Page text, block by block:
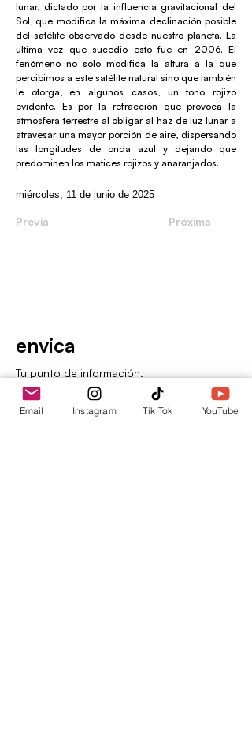
lunar, dictado por la influencia gravitacional del
Sol, que modifica la máxima declinación posible
del satélite observado desde nuestro planeta. La
última vez que sucedió esto fue en 2006. El
fenómeno no solo modifica la altura a la que
percibimos a este satélite natural sino que también
le otorga, en algunos casos, un tono rojizo
evidente. Es por la refracción que provoca la
atmósfera terrestre al obligar al haz de luz lunar a
atravesar una mayor porción de aire, dispersando
las longitudes de onda azul y dejando que
predominen los matices rojizos y anaranjados.
miércoles, 11 de junio de 2025
Previa Próxima
envica
Tu punto de información.
Email Instagram Tik Tok YouTube